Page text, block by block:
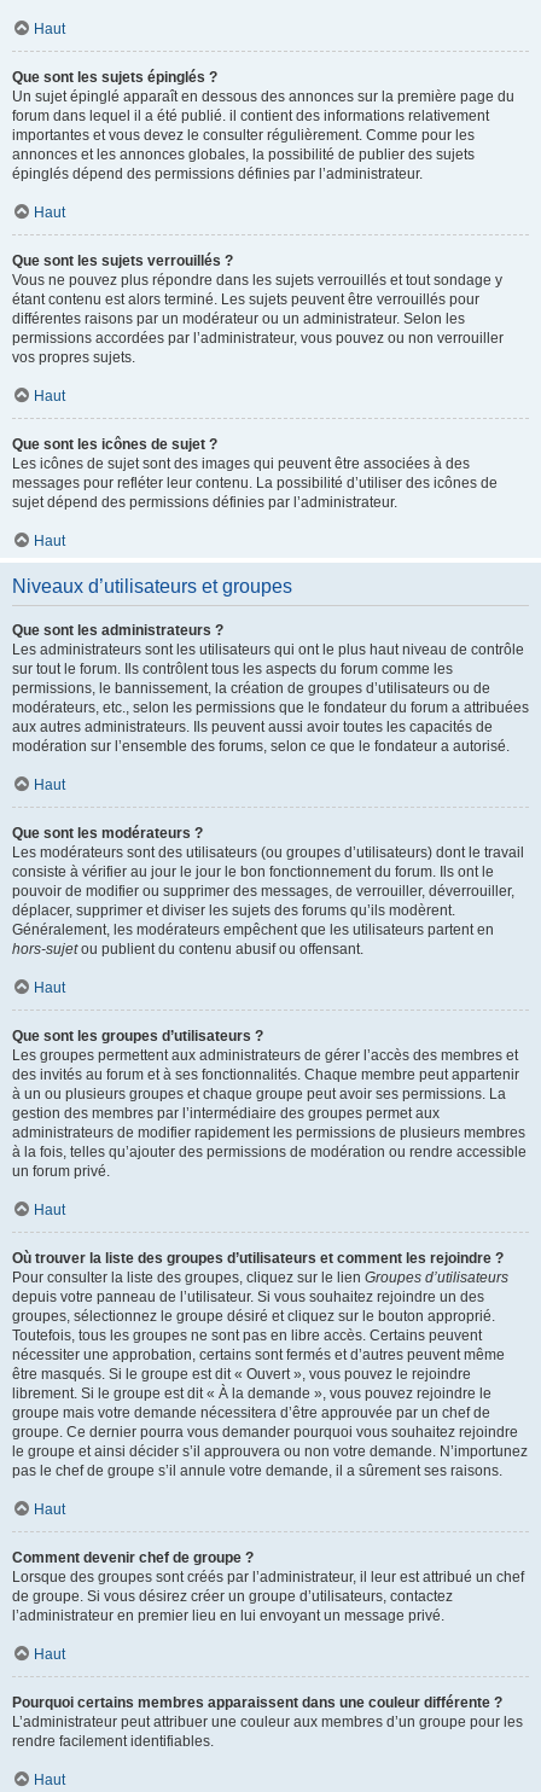
Haut
Que sont les sujets épinglés ?
Un sujet épinglé apparaît en dessous des annonces sur la première page du
forum dans lequel il a été publié. il contient des informations relativement
importantes et vous devez le consulter régulièrement. Comme pour les
annonces et les annonces globales, la possibilité de publier des sujets
épinglés dépend des permissions définies par l’administrateur.
Haut
Que sont les sujets verrouillés ?
Vous ne pouvez plus répondre dans les sujets verrouillés et tout sondage y
étant contenu est alors terminé. Les sujets peuvent être verrouillés pour
différentes raisons par un modérateur ou un administrateur. Selon les
permissions accordées par l’administrateur, vous pouvez ou non verrouiller
vos propres sujets.
Haut
Que sont les icônes de sujet ?
Les icônes de sujet sont des images qui peuvent être associées à des
messages pour refléter leur contenu. La possibilité d’utiliser des icônes de
sujet dépend des permissions définies par l’administrateur.
Haut
Niveaux d’utilisateurs et groupes
Que sont les administrateurs ?
Les administrateurs sont les utilisateurs qui ont le plus haut niveau de contrôle
sur tout le forum. Ils contrôlent tous les aspects du forum comme les
permissions, le bannissement, la création de groupes d’utilisateurs ou de
modérateurs, etc., selon les permissions que le fondateur du forum a attribuées
aux autres administrateurs. Ils peuvent aussi avoir toutes les capacités de
modération sur l’ensemble des forums, selon ce que le fondateur a autorisé.
Haut
Que sont les modérateurs ?
Les modérateurs sont des utilisateurs (ou groupes d’utilisateurs) dont le travail
consiste à vérifier au jour le jour le bon fonctionnement du forum. Ils ont le
pouvoir de modifier ou supprimer des messages, de verrouiller, déverrouiller,
déplacer, supprimer et diviser les sujets des forums qu’ils modèrent.
Généralement, les modérateurs empêchent que les utilisateurs partent en
hors-sujetou publient du contenu abusif ou offensant.
Haut
Que sont les groupes d’utilisateurs ?
Les groupes permettent aux administrateurs de gérer l’accès des membres et
des invités au forum et à ses fonctionnalités. Chaque membre peut appartenir
à un ou plusieurs groupes et chaque groupe peut avoir ses permissions. La
gestion des membres par l’intermédiaire des groupes permet aux
administrateurs de modifier rapidement les permissions de plusieurs membres
à la fois, telles qu’ajouter des permissions de modération ou rendre accessible
un forum privé.
Haut
Où trouver la liste des groupes d’utilisateurs et comment les rejoindre ?
Pour consulter la liste des groupes, cliquez sur le lien Groupes d’utilisateurs
depuis votre panneau de l’utilisateur. Si vous souhaitez rejoindre un des
groupes, sélectionnez le groupe désiré et cliquez sur le bouton approprié.
Toutefois, tous les groupes ne sont pas en libre accès. Certains peuvent
nécessiter une approbation, certains sont fermés et d’autres peuvent même
être masqués. Si le groupe est dit « Ouvert », vous pouvez le rejoindre
librement. Si le groupe est dit « À la demande », vous pouvez rejoindre le
groupe mais votre demande nécessitera d’être approuvée par un chef de
groupe. Ce dernier pourra vous demander pourquoi vous souhaitez rejoindre
le groupe et ainsi décider s’il approuvera ou non votre demande. N’importunez
pas le chef de groupe s’il annule votre demande, il a sûrement ses raisons.
Haut
Comment devenir chef de groupe ?
Lorsque des groupes sont créés par l’administrateur, il leur est attribué un chef
de groupe. Si vous désirez créer un groupe d’utilisateurs, contactez
l’administrateur en premier lieu en lui envoyant un message privé.
Haut
Pourquoi certains membres apparaissent dans une couleur différente ?
L’administrateur peut attribuer une couleur aux membres d’un groupe pour les
rendre facilement identifiables.
Haut